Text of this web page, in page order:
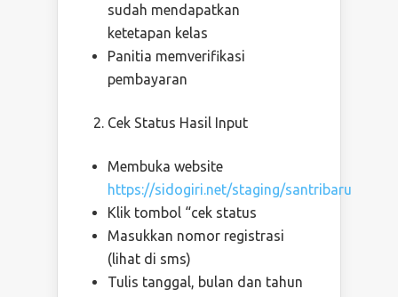
sudah mendapatkan
ketetapan kelas
Panitia memverifikasi
pembayaran
Cek Status Hasil Input
Membuka website
https://sidogiri.net/staging/santribaru
Klik tombol “cek status
Masukkan nomor registrasi
(lihat di sms)
Tulis tanggal, bulan dan tahun